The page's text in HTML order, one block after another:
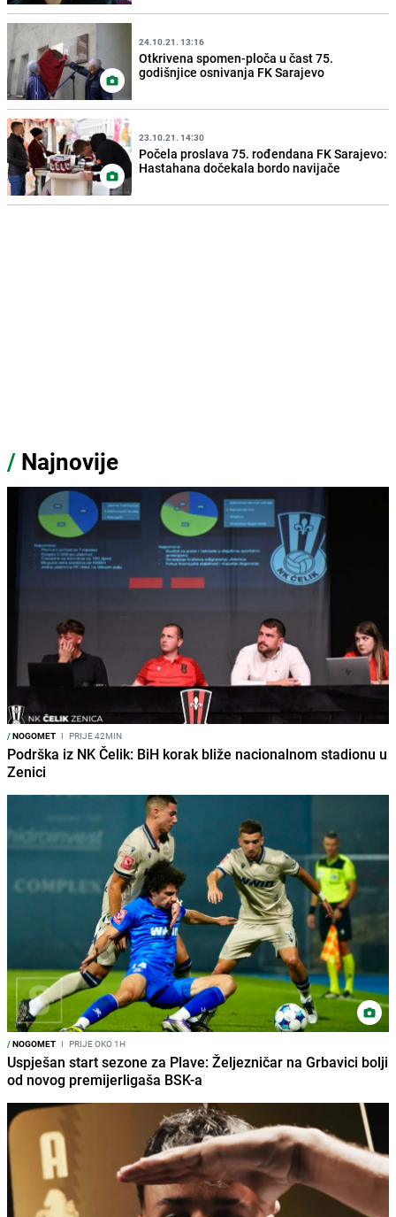
24.10.21. 13:16
Otkrivena spomen-ploča u čast 75.
godišnjice osnivanja FK Sarajevo
23.10.21. 14:30
Počela proslava 75. rođendana FK Sarajevo:
Hastahana dočekala bordo navijače
/ Najnovije
/NOGOMET I PRIJE 42MIN
Podrška iz NK Čelik: BiH korak bliže nacionalnom stadionu u
Zenici
/NOGOMET I PRIJE OKO 1H
Uspješan start sezone za Plave: Željezničar na Grbavici bolji
od novog premijerligaša BSK-a